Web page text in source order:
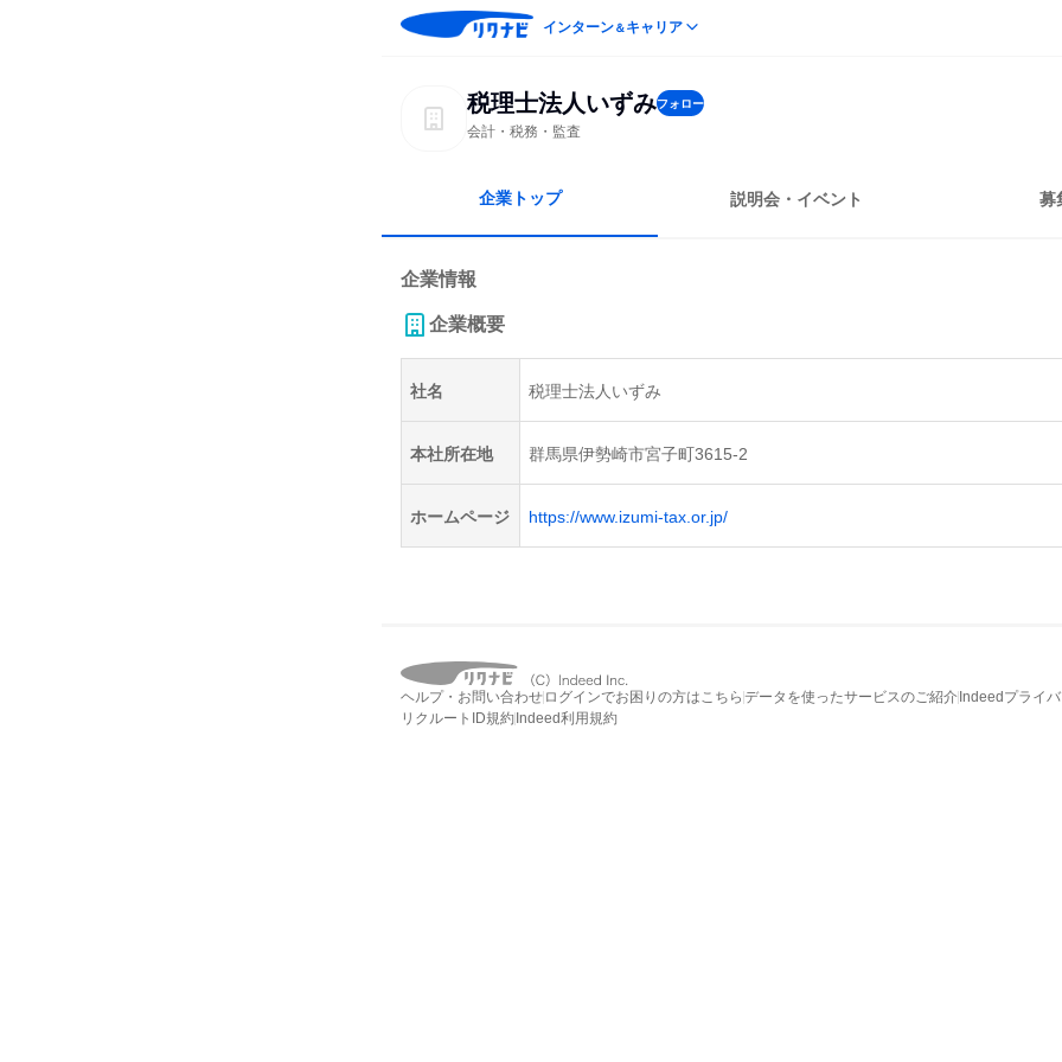
インターン＆キャリア
税理士法人いずみフォロー
会計・税務・監査
企業トップ 説明会・イベント 募
企業情報
企業概要
社名 税理士法人いずみ
本社所在地 群馬県伊勢崎市宮子町3615-2
ホームページ https://www.izumi-tax.or.jp/
ヘルプ・お問い合わせ ログインでお困りの方はこちら データを使ったサービスのご紹介 Indeedプライ
リクルートID規約 Indeed利用規約